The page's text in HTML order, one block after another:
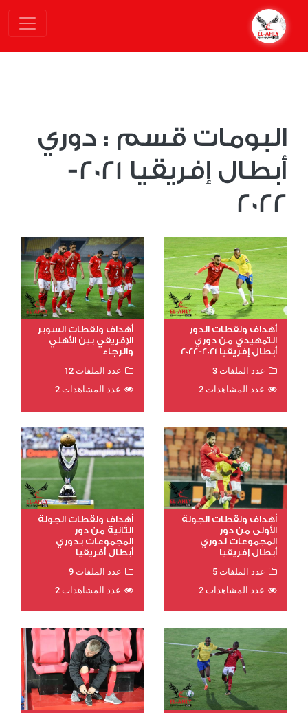
البومات قسم : دوري
أبطال إفريقيا 2021-
2022
أهداف ولقطات الدور
التمهيدي من دوري
أبطال إفريقيا 2021-2022
عدد الملفات 3
عدد المشاهدات 2
أهداف ولقطات السوبر
الإفريقي بين الأهلي
والرجاء
عدد الملفات 12
عدد المشاهدات 2
أهداف ولقطات الجولة
الأولى من دور
المجموعات لدوري
أبطال إفريقيا
عدد الملفات 5
عدد المشاهدات 2
أهداف ولقطات الجولة
الثانية من دور
المجموعات بدوري
أبطال أفريقيا
عدد الملفات 9
عدد المشاهدات 2